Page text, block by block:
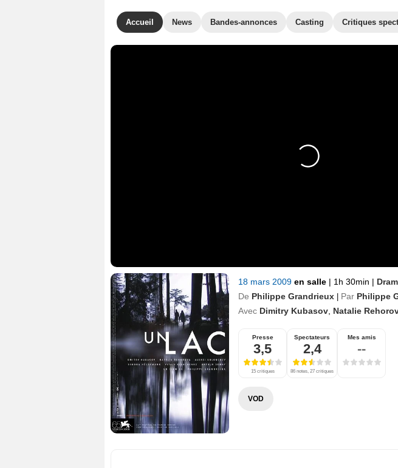
Accueil News Bandes-annonces Casting Critiques
18 mars 2009 en salle | 1h 30min |
De Philippe Grandrieux | Par Philippe
Avec Dimitry Kubasov Natalie
Presse
3,5
15 critiques
Spectateurs
2,4
86 notes, 27 critiques
Mes amis
--
VOD